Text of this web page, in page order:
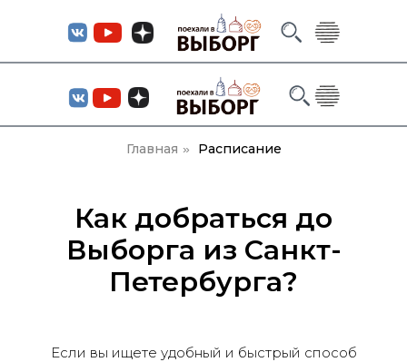
Главная » Расписание
Как добраться до
Выборга из Санкт-
Петербурга?
Если вы ищете удобный и быстрый способ